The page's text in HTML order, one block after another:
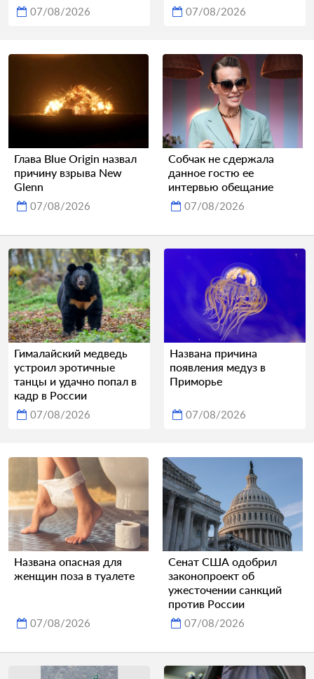
07/08/2026 07/08/2026
Глава Blue Origin назвал
причину взрыва New
Glenn
07/08/2026
Собчак не сдержала
данное гостю ее
интервью обещание
07/08/2026
Гималайский медведь
устроил эротичные
танцы и удачно попал в
кадр в России
07/08/2026
Названа причина
появления медуз в
Приморье
07/08/2026
Названа опасная для
женщин поза в туалете
07/08/2026
Сенат США одобрил
законопроект об
ужесточении санкций
против России
07/08/2026